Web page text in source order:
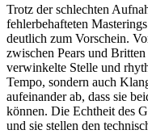
Trotz der schlechten
fehlerbehafteten
deutlich zum Vorschein.
zwischen Pears und
verwinkelte Stelle und
Tempo, sondern auch
aufeinander ab, dass sie
können. Die Echtheit des
und sie stellen den